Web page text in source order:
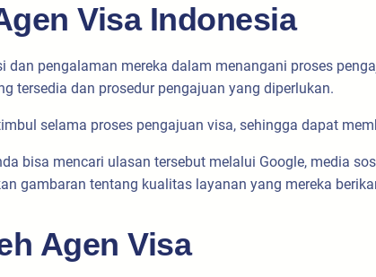
Visa Indonesia
pengalaman mereka dalam menangani proses
tersedia dan prosedur pengajuan yang diperlukan.
selama proses pengajuan visa, sehingga dapat
bisa mencari ulasan tersebut melalui Google, media
gambaran tentang kualitas layanan yang mereka
Agen Visa